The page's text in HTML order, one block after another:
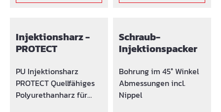
Verpackung: 1 Liter
Kombidose = 875 mL
Komponente A und 125
mL Komponente B 6
Dosen / Karton
Versandgewicht 1,35 kg
Injektionsharz -
PROTECT
PU Injektionsharz
PROTECT Quellfähiges
Polyurethanharz für
Schraub-
Injektionspacker
Bohrung im 45° Winkel
Abmessungen incl.
Nippel